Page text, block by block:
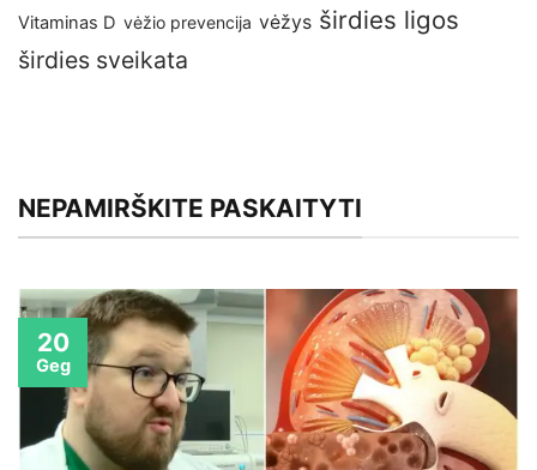
Vitaminas D vėžio prevencija vėžys širdies ligos
širdies sveikata
NEPAMIRŠKITE PASKAITYTI
20
Geg